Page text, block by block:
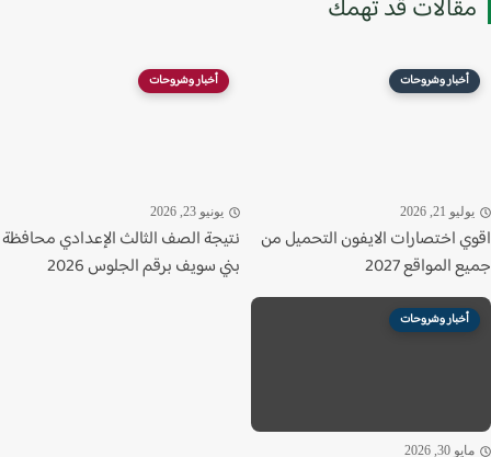
قد تهمك
أخبار وشروحات
21, 2026
اختصارات الايفون التحميل من
2027
أخبار وشروحات
يونيو 23, 2026
نتيجة الصف الثالث الإعدادي محافظة
بني سويف برقم الجلوس 2026
أخبار وشروحات
30, 2026